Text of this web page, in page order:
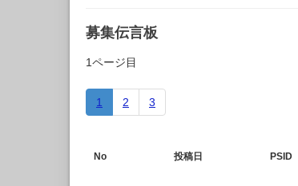
募集伝言板
1ページ目
1 2 3
No 投稿日 PSID